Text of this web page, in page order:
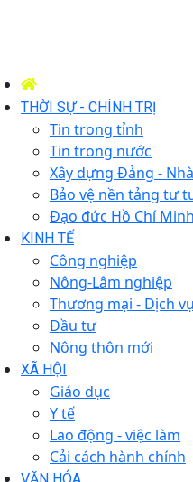
THỜI SỰ - CHÍNH TRỊ
Tin trong tỉnh
Tin trong nước
Xây dựng Đảng -
Bảo vệ nền tảng tư
Đạo đức Hồ Chí Minh
KINH TẾ
Công nghiệp
Nông-Lâm nghiệp
Thương mại - Dịch vụ
Đầu tư
Nông thôn mới
XÃ HỘI
Giáo dục
Y tế
Lao động - việc làm
Cải cách hành chính